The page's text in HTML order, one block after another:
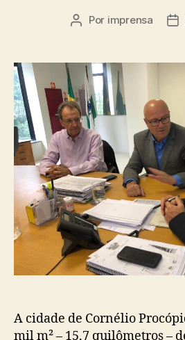
Autor
Por imprensa
A cidade de Cornélio
mil m² – 15,7 quilômetros –